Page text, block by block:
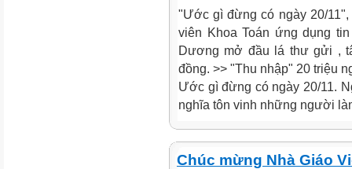
"Ước gì đừng có ngày 20/
viên Khoa Toán ứng dụng
Dương mở đầu lá thư gửi ,
đồng. >> "Thu nhập" 20 triệu
Ước gì đừng có ngày 20/11.
nghĩa tôn vinh những người
Chúc mừng Nhà Giáo